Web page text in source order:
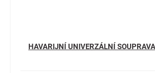
HAVARIJNÍ UNIVERZÁLNÍ